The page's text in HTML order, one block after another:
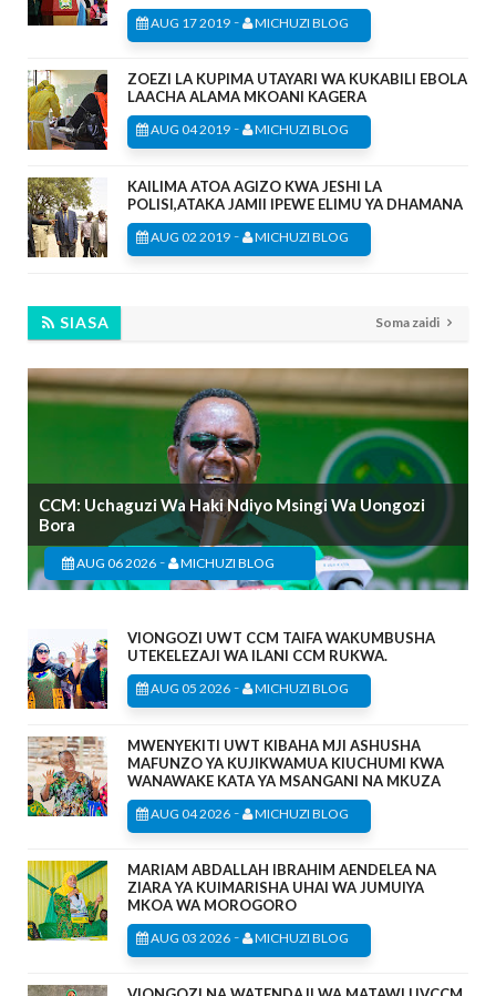
AUG 17 2019 - MICHUZI BLOG
ZOEZI LA KUPIMA UTAYARI WA KUKABILI EBOLA
LAACHA ALAMA MKOANI KAGERA
AUG 04 2019 - MICHUZI BLOG
KAILIMA ATOA AGIZO KWA JESHI LA
POLISI,ATAKA JAMII IPEWE ELIMU YA DHAMANA
AUG 02 2019 - MICHUZI BLOG
SIASA Soma zaidi
CCM: Uchaguzi Wa Haki Ndiyo Msingi Wa Uongozi
Bora
AUG 06 2026 - MICHUZI BLOG
VIONGOZI UWT CCM TAIFA WAKUMBUSHA
UTEKELEZAJI WA ILANI CCM RUKWA.
AUG 05 2026 - MICHUZI BLOG
MWENYEKITI UWT KIBAHA MJI ASHUSHA
MAFUNZO YA KUJIKWAMUA KIUCHUMI KWA
WANAWAKE KATA YA MSANGANI NA MKUZA
AUG 04 2026 - MICHUZI BLOG
MARIAM ABDALLAH IBRAHIM AENDELEA NA
ZIARA YA KUIMARISHA UHAI WA JUMUIYA
MKOA WA MOROGORO
AUG 03 2026 - MICHUZI BLOG